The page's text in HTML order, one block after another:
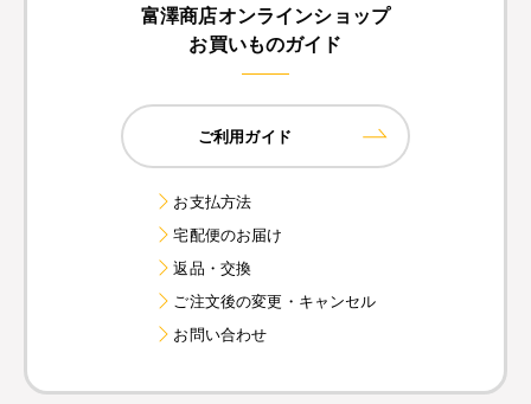
富澤商店オンラインショップ
お買いものガイド
ご利用ガイド
お支払方法
宅配便のお届け
返品・交換
ご注文後の変更・キャンセル
お問い合わせ